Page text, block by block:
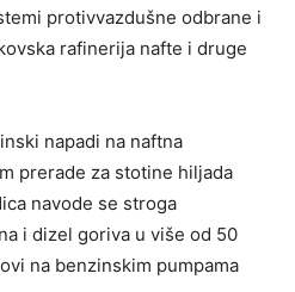
protivvazdušne odbrane i
rafinerija nafte i druge
napadi na naftna
prerade za stotine hiljada
navode se stroga
i dizel goriva u više od 50
na benzinskim pumpama